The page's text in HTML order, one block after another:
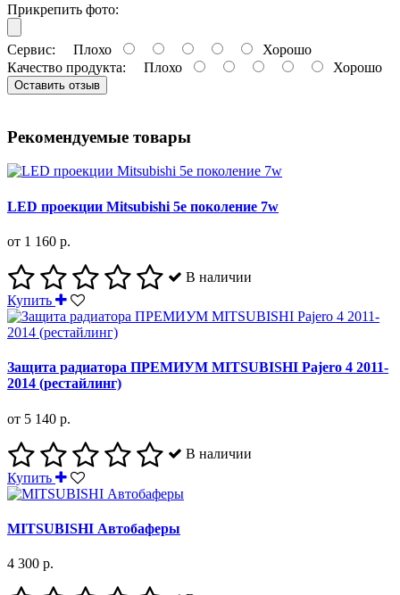
Прикрепить фото:
Сервис: Плохо
Хорошо
Качество продукта:
Плохо Хорошо
Оставить отзыв
Рекомендуемые товары
LED проекции Mitsubishi 5е поколение 7w
от 1 160 р.
В наличии
Купить
Защита радиатора ПРЕМИУМ MITSUBISHI Pajero 4 2011-
2014 (рестайлинг)
от 5 140 р.
В наличии
Купить
MITSUBISHI Автобаферы
4 300 р.